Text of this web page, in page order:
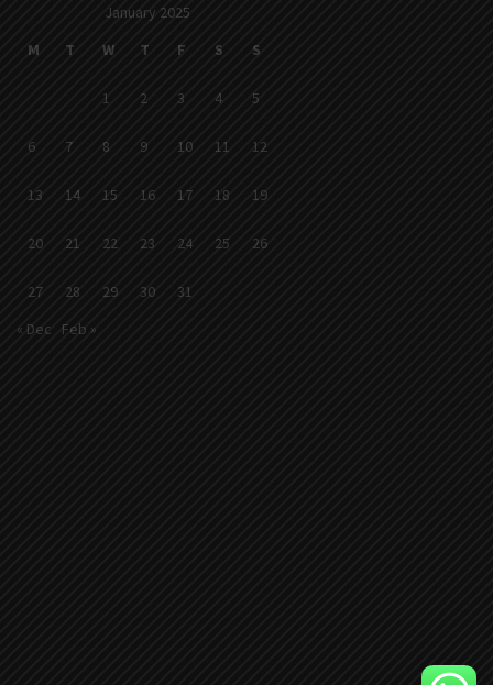
January 2025
M
T W T F S S
1 2 3 4 5
6 7 8 9 10 11 12
13 14 15 16 17 18 19
20 21 22 23 24 25 26
27 28 29 30
31
« Dec
Feb »